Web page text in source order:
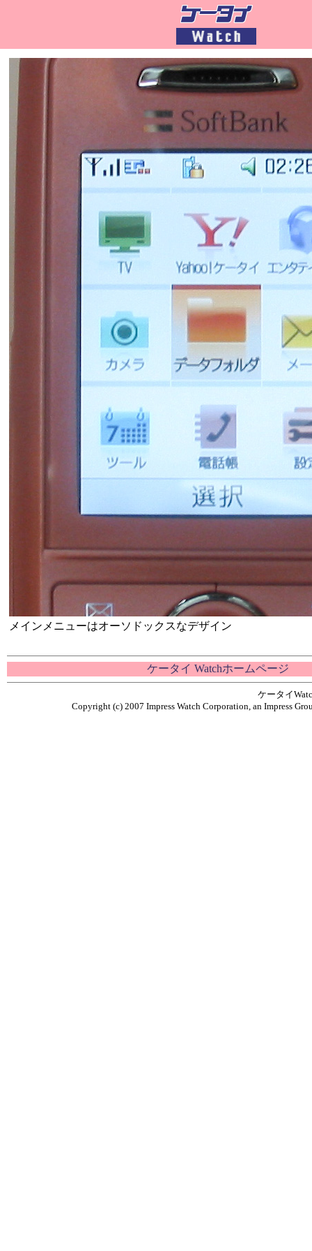
メインメニューはオーソドックスなデザイン
ケータイ Watchホームページ
ケータイ
Copyright (c) 2007 Impress Watch Corporation, an Impress